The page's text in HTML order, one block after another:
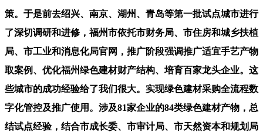
策。于是前去绍兴、南京、湖州、青岛等第一批试点城市进行
了深切调研和进修，福州市依托市财务局、市住房和城乡扶植
局、市工业和消息化局官网，推广阶段强调推广适宜手艺产物
取案例、优化福州绿色建材财产结构、培育百家龙头企业。这
些城市的成功经验给了我们很大。实现绿色建材采购全流程数
字化管控及推广使用。涉及81家企业的84类绿色建材产物，总
结试点经验，结合市成长委、市审计局、市天然资本和规划局